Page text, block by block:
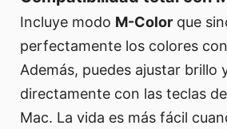
Incluye modo M-Color que
perfectamente los colores
Además, puedes ajustar brillo
directamente con las teclas
Mac. La vida es más fácil